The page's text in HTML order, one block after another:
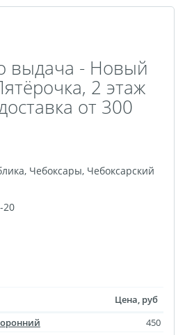
выдача - Новый
2 этаж
от 300
, Чебоксары, Чебоксарский
20
Цена, руб
450